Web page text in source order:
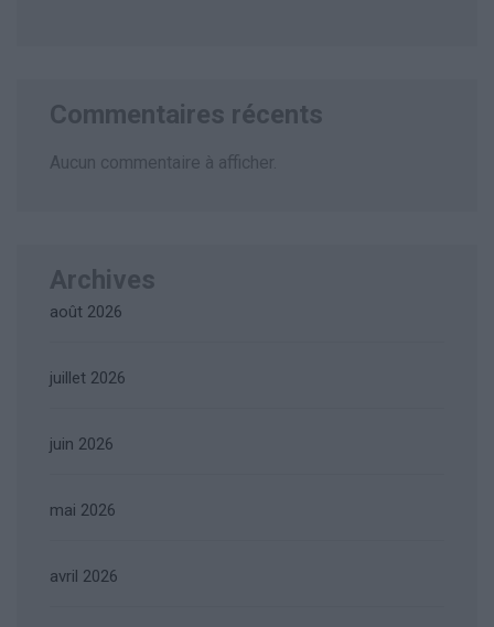
Commentaires récents
Aucun commentaire à afficher.
Archives
août 2026
juillet 2026
juin 2026
mai 2026
avril 2026